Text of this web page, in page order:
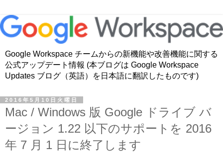
Google Workspace チームからの新機能や改善機能に関する
公式アップデート情報 (本ブログは Google Workspace
Updates ブログ（英語）を日本語に翻訳したものです)
2016年5月10日火曜日
Mac / Windows 版 Google ドライブ バ
ージョン 1.22 以下のサポートを 2016
年 7 月 1 日に終了します